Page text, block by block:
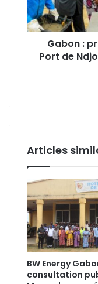
le
Port
de
toujours
Gabon :
Port de
Articles
BW Energy
consultation